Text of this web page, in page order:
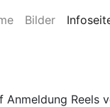
Bilder
Anmeldung